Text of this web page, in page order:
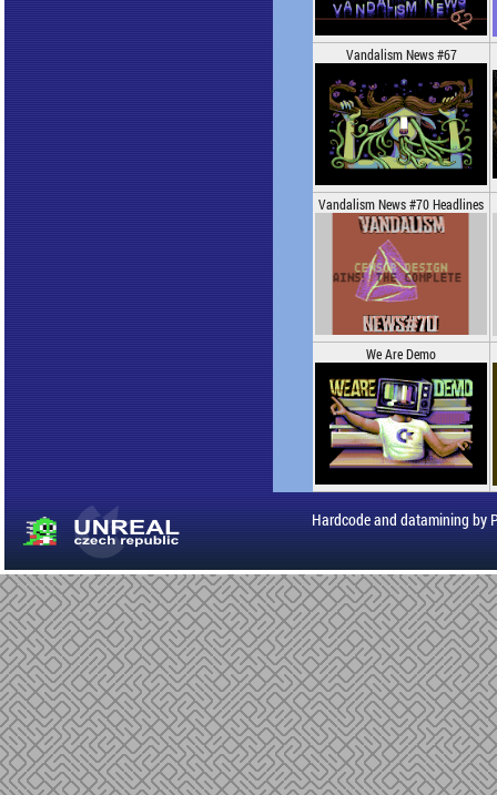
Vandalism News #67
Vandalism News #70 Headlines
We Are Demo
Hardcode and datamining by